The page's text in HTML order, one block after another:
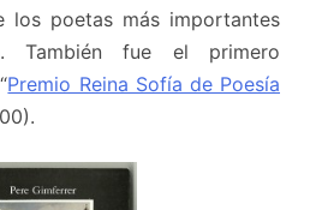
los poetas más importantes
También fue el primero
Premio Reina Sofía de Poesía